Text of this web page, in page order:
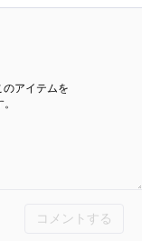
アイテムを
コメントする